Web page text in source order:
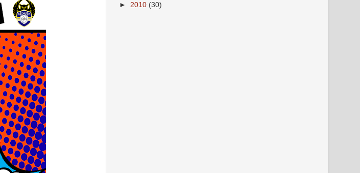
► 2010 (30)